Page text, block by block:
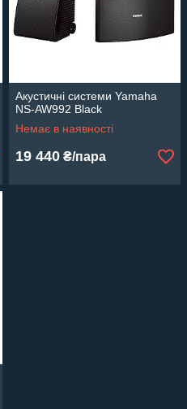
Акустичні системи Yamaha
NS-AW992 Black
Немає в наявності
19 440 ₴/пара